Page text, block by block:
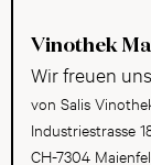
Vinothek
Wir freuen
von Salis
Industriestrasse
CH-7304